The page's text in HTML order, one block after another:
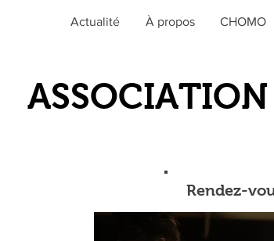
Actualité À propos CHOMO
Rendez-